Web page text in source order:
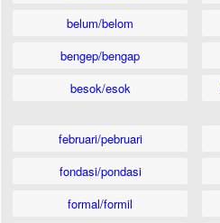
belum/belom
bengep/bengap
besok/esok
februari/pebruari
fondasi/pondasi
formal/formil